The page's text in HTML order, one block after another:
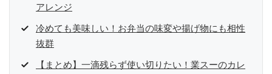
アレンジ
冷めても美味しい！お弁当の味変や揚げ物にも相性
抜群
【まとめ】一滴残らず使い切りたい！業スーのカレ